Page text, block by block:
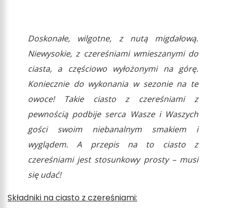
Doskonałe, wilgotne, z nutą migdałową.
Niewysokie, z czereśniami wmieszanymi do
ciasta, a częściowo wyłożonymi na górę.
Koniecznie do wykonania w sezonie na te
owoce! Takie ciasto z czereśniami z
pewnością podbije serca Wasze i Waszych
gości swoim niebanalnym smakiem i
wyglądem. A przepis na to ciasto z
czereśniami jest stosunkowy prosty – musi
się udać!
Składniki na ciasto z czereśniami: